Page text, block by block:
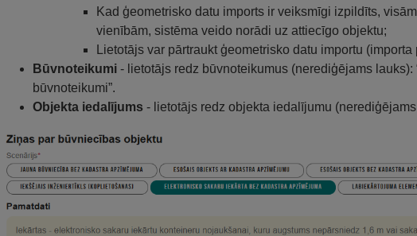
Kad ģeometrisko datu imports ir veiksmīgi izpildīts,
vienībām, sistēma veido norādi uz attiecīgo objektu;
Lietotājs var pārtraukt ģeometrisko datu importu
Būvnoteikumi - lietotājs redz būvnoteikumus (nerediģējams
būvnoteikumi”.
Objekta iedalījums - lietotājs redz objekta iedalījumu